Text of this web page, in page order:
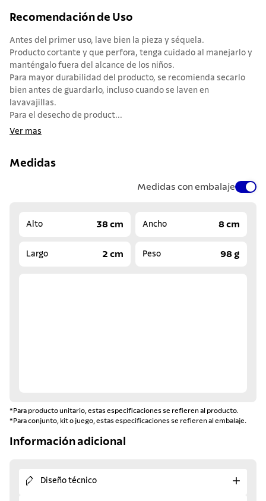
Recomendación de Uso
Antes del primer uso, lave bien la pieza y séquela.
Producto cortante y que perfora, tenga cuidado al manejarlo y
manténgalo fuera del alcance de los niños.
Para mayor durabilidad del producto, se recomienda secarlo
bien antes de guardarlo, incluso cuando se laven en
lavavajillas.
Para el desecho de product...
Ver mas
Medidas
Medidas con embalaje
Alto 38 cm Ancho 8 cm
Largo 2 cm Peso 98 g
*Para producto unitario, estas especificaciones se refieren al producto.
*Para conjunto, kit o juego, estas especificaciones se refieren al embalaje.
Información adicional
Diseño técnico